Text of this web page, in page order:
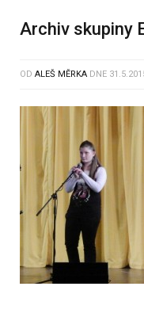
Archiv skupiny
OD ALEŠ MĚRKA DNE